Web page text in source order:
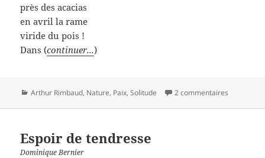
près des acacias
en avril la rame
viride du pois !
Dans (continuer...)
Catégories
Arthur Rimbaud, Nature, Paix,Solitude 2 commentaires
Espoir de tendresse
Dominique Bernier